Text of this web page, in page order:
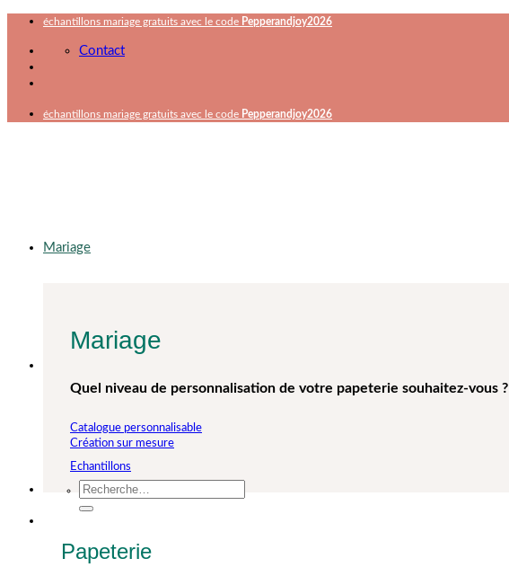
Passer
contenu
échantillons mariage gratuits avec le code Pepperandjoy2026
Contact
échantillons mariage gratuits avec le code Pepperandjoy2026
Recherche
pour :
Mariage
Mariage
Quel niveau de personnalisation de votre papeterie souhaitez-vous ?
Catalogue personnalisable
Création sur mesure
Echantillons
Papeterie